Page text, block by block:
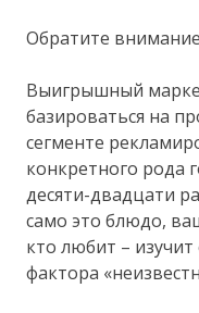
Обратите внимание
Выигрышный
базироваться на
сегменте
конкретного рода
десяти-двадцати
само это блюдо,
кто любит –
фактора